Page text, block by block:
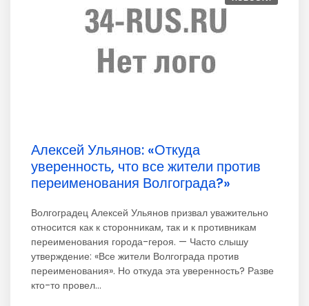
Алексей Ульянов: «Откуда
уверенность, что все жители против
переименования Волгограда?»
Волгоградец Алексей Ульянов призвал уважительно
относится как к сторонникам, так и к противникам
переименования города-героя. — Часто слышу
утверждение: «Все жители Волгограда против
переименования». Но откуда эта уверенность? Разве
кто-то провел...